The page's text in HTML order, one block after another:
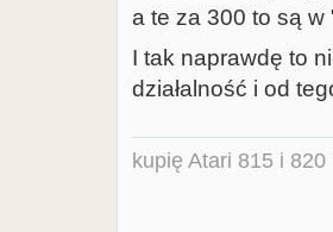
a te za 300 to są w
I tak naprawdę to
działalność i od
kupię Atari 815 i 820